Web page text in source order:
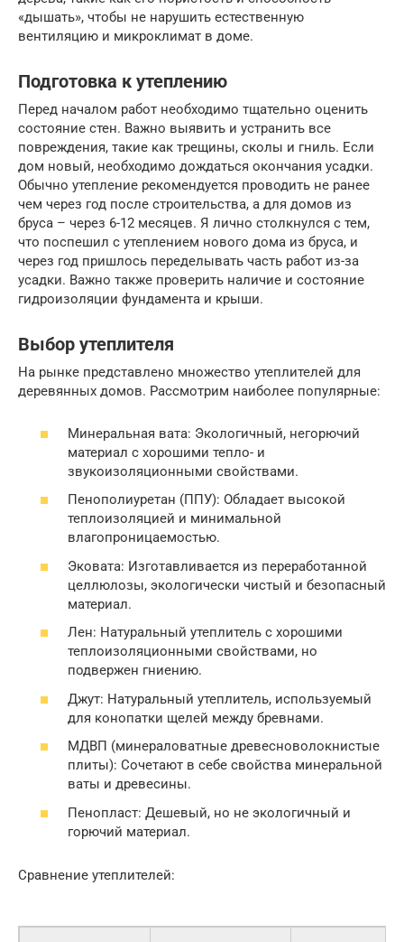
«дышать», чтобы не нарушить естественную
вентиляцию и микроклимат в доме.
Подготовка к утеплению
Перед началом работ необходимо тщательно оценить
состояние стен. Важно выявить и устранить все
повреждения, такие как трещины, сколы и гниль. Если
дом новый, необходимо дождаться окончания усадки.
Обычно утепление рекомендуется проводить не ранее
чем через год после строительства, а для домов из
бруса – через 6-12 месяцев. Я лично столкнулся с тем,
что поспешил с утеплением нового дома из бруса, и
через год пришлось переделывать часть работ из-за
усадки. Важно также проверить наличие и состояние
гидроизоляции фундамента и крыши.
Выбор утеплителя
На рынке представлено множество утеплителей для
деревянных домов. Рассмотрим наиболее популярные:
Минеральная вата: Экологичный, негорючий
материал с хорошими тепло- и
звукоизоляционными свойствами.
Пенополиуретан (ППУ): Обладает высокой
теплоизоляцией и минимальной
влагопроницаемостью.
Эковата: Изготавливается из переработанной
целлюлозы, экологически чистый и безопасный
материал.
Лен: Натуральный утеплитель с хорошими
теплоизоляционными свойствами, но
подвержен гниению.
Джут: Натуральный утеплитель, используемый
для конопатки щелей между бревнами.
МДВП (минераловатные древесноволокнистые
плиты): Сочетают в себе свойства минеральной
ваты и древесины.
Пенопласт: Дешевый, но не экологичный и
горючий материал.
Сравнение утеплителей: